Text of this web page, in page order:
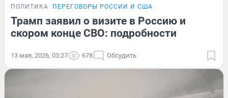
ПОЛИТИКА ПЕРЕГОВОРЫ РОССИИ И США
Трамп заявил о визите в Россию и
скором конце СВО: подробности
13 мая, 2026, 03:27 678 Обсудить